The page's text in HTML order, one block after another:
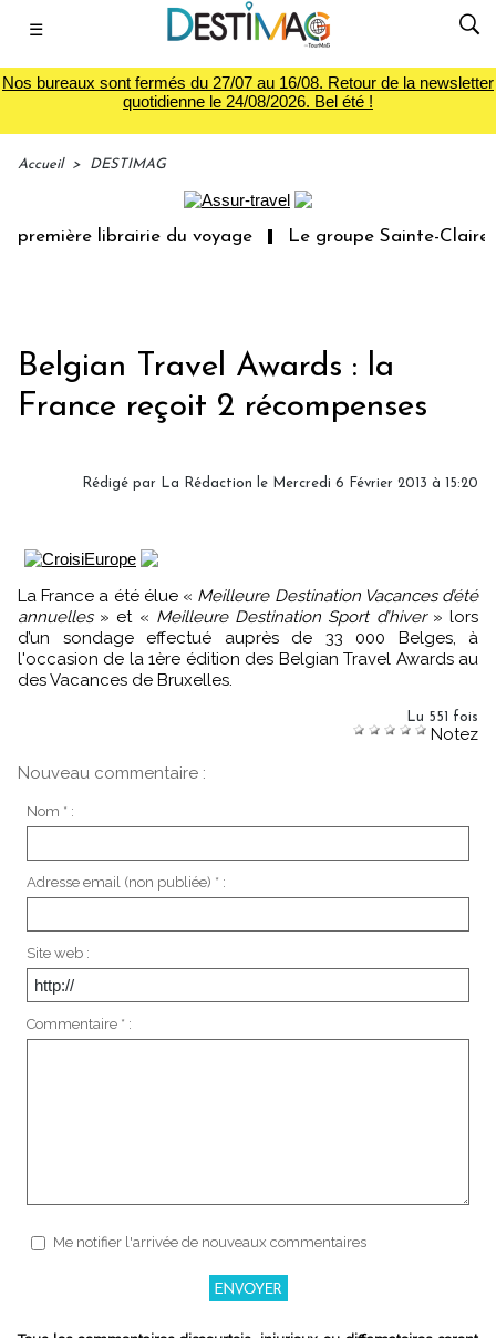
☰
Nos bureaux sont fermés du 27/07 au 16/08. Retour de la newsletter
quotidienne le 24/08/2026. Bel été !
Accueil > DESTIMAG
librairie du voyage Le groupe Sainte-Claire
Belgian Travel Awards : la
France reçoit 2 récompenses
Rédigé par La Rédaction le Mercredi 6 Février 2013 à 15:20
La France a été élue « Meilleure Destination Vacances d’été
annuelles» et « Meilleure Destination Sport d’hiver» lors
d’un sondage effectué auprès de 33 000 Belges, à
l'occasion de la 1ère édition des Belgian Travel Awards au
des Vacances de Bruxelles.
Lu 551 fois
Notez
Nouveau commentaire :
Nom * :
Adresse email (non publiée) * :
Site web :
Commentaire * :
Me notifier l'arrivée de nouveaux commentaires